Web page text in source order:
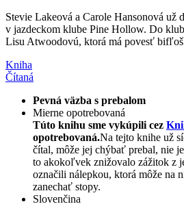
Stevie Lakeová a Carole Hansonová už
v jazdeckom klube Pine Hollow. Do
Lisu Atwoodovú, ktorá má povesť
Kniha
Čítaná
Pevná väzba s prebalom
Mierne opotrebovaná
Túto knihu sme vykúpili cez
opotrebovaná.Na tejto knihe už
čítal, môže jej chýbať prebal, nie
to akokoľvek znižovalo zážitok z
označili nálepkou, ktorá môže na
zanechať stopy.
Slovenčina